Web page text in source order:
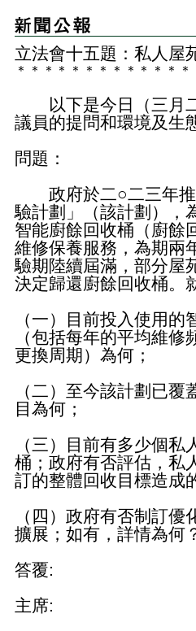
立法會十五題：私人屋
＊ ＊ ＊ ＊ ＊ ＊ ＊ ＊ ＊ ＊ ＊ ＊ ＊
以下是今日（三月二
議員的提問和環境及生
問題：
政府於二○二三年推
驗計劃」（該計劃），
智能廚餘回收桶（廚餘
維修保養服務，為期兩
驗期陸續屆滿，部分屋
決定歸還廚餘回收桶。
（一）目前投入使用
（包括每年的平均維
更換周期）為何；
（二）至今該計劃已
目為何；
（三）目前有多少個
桶；政府有否評估，私
訂的整體回收目標造成
（四）政府有否制訂
擴展；如有，詳情為何
答覆:
主席: